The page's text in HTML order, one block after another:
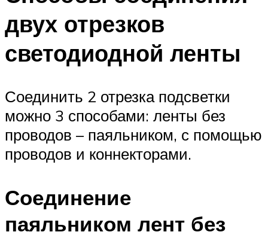
двух отрезков
светодиодной ленты
Соединить 2 отрезка подсветки
можно 3 способами: ленты без
проводов – паяльником, с помощью
проводов и коннекторами.
Соединение
паяльником лент без